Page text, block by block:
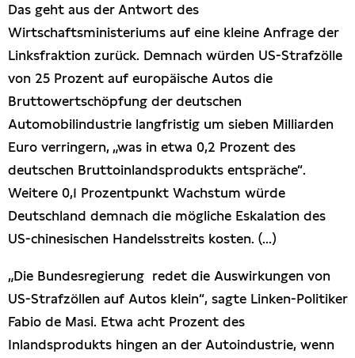
Das geht aus der Antwort des
Wirtschaftsministeriums auf eine kleine Anfrage der
Linksfraktion zurück. Demnach würden US-Strafzölle
von 25 Prozent auf europäische Autos die
Bruttowertschöpfung der deutschen
Automobilindustrie langfristig um sieben Milliarden
Euro verringern, „was in etwa 0,2 Prozent des
deutschen Bruttoinlandsprodukts entspräche“.
Weitere 0,1 Prozentpunkt Wachstum würde
Deutschland demnach die mögliche Eskalation des
US-chinesischen Handelsstreits kosten. (...)
„Die Bundesregierung redet die Auswirkungen von
US-Strafzöllen auf Autos klein“, sagte Linken-Politiker
Fabio de Masi. Etwa acht Prozent des
Inlandsprodukts hingen an der Autoindustrie, wenn